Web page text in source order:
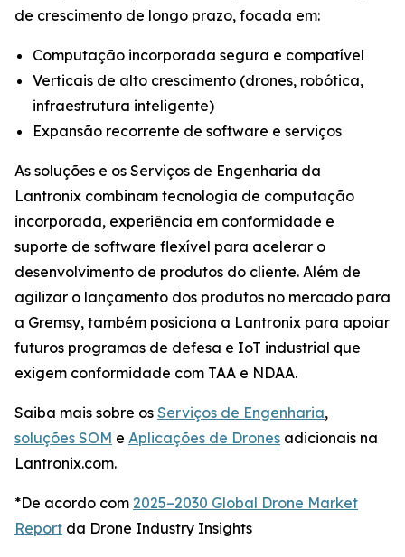
de crescimento de longo prazo, focada em:
Computação incorporada segura e compatível
Verticais de alto crescimento (drones, robótica,
infraestrutura inteligente)
Expansão recorrente de software e serviços
As soluções e os Serviços de Engenharia da
Lantronix combinam tecnologia de computação
incorporada, experiência em conformidade e
suporte de software flexível para acelerar o
desenvolvimento de produtos do cliente. Além de
agilizar o lançamento dos produtos no mercado para
a Gremsy, também posiciona a Lantronix para apoiar
futuros programas de defesa e IoT industrial que
exigem conformidade com TAA e NDAA.
Saiba mais sobre os Serviços de Engenharia,
soluções SOM e Aplicações de Drones adicionais na
Lantronix.com.
*De acordo com 2025–2030 Global Drone Market
Report da Drone Industry Insights